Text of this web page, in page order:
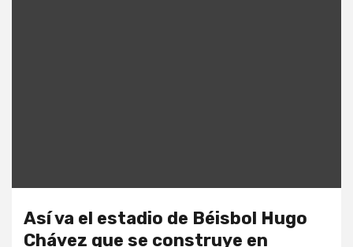
Así va el estadio de Béisbol Hugo
Chávez que se construye en